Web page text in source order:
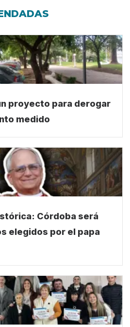
proyecto para derogar
medido
Córdoba será
elegidos por el papa